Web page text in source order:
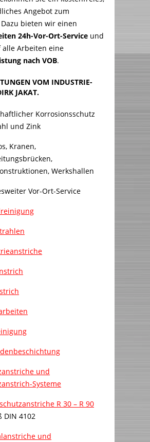
Angebot zum
bieten wir einen
24h-Vor-Ort-Service und
alle Arbeiten eine
nach VOB.
VOM INDUSTRIE-
JAKAT.
Korrosionsschutz
und Zink
Kranen,
Werkshallen
Vor-Ort-Service
und
Systeme
R 30 – R 90
DIN 4102
und